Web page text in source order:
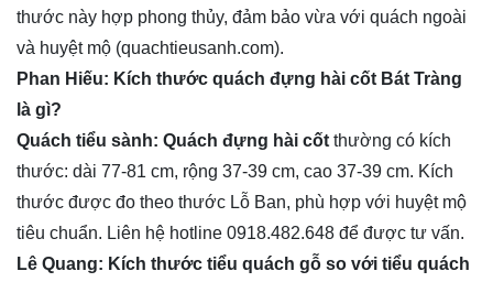
thước này hợp phong thủy, đảm bảo vừa với quách ngoài
và huyệt mộ (quachtieusanh.com).
Phan Hiếu: Kích thước quách đựng hài cốt Bát Tràng
là gì?
Quách tiểu sành: Quách đựng hài cốt thường có kích
thước: dài 77-81 cm, rộng 37-39 cm, cao 37-39 cm. Kích
thước được đo theo thước Lỗ Ban, phù hợp với huyệt mộ
tiêu chuẩn. Liên hệ hotline 0918.482.648 để được tư vấn.
Lê Quang: Kích thước tiểu quách gỗ so với tiểu quách